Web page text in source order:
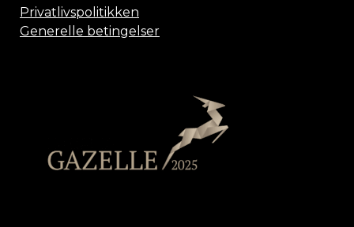
Privatlivspolitikken
Generelle betingelser